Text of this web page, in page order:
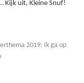
Kijk uit, Kleine Snuf!
2019: Ik ga op